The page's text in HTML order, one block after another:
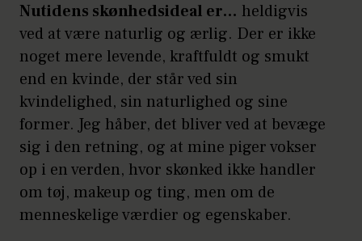
Nutidens skønhedsideal er… heldigvis
ved at være naturlig og ærlig. Der er ikke
noget mere levende, kraftfuldt og smukt
end en kvinde, der står ved sin
kvindelighed, sin naturlighed og sine
former. Jeg håber, det bliver ved at bevæge
sig i den retning, og at mine piger vokser
op i en verden, hvor skønked ikke handler
om tøj, makeup og ting, men om de
menneskelige værdier og egenskaber.